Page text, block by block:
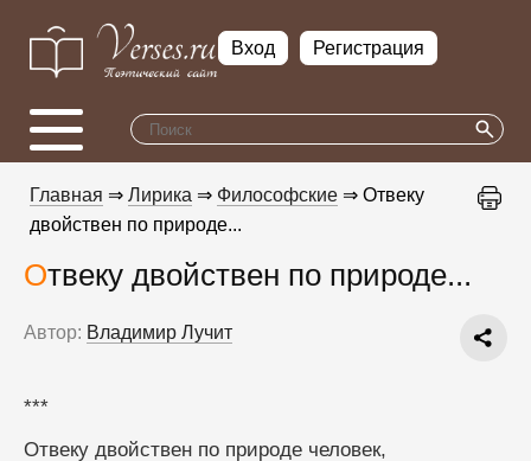
Вход Регистрация
Главная ⇒ Лирика ⇒ Философские ⇒ Отвеку
двойствен по природе...
Отвеку двойствен по природе...
Автор: Владимир Лучит
***
Отвеку двойствен по природе человек,